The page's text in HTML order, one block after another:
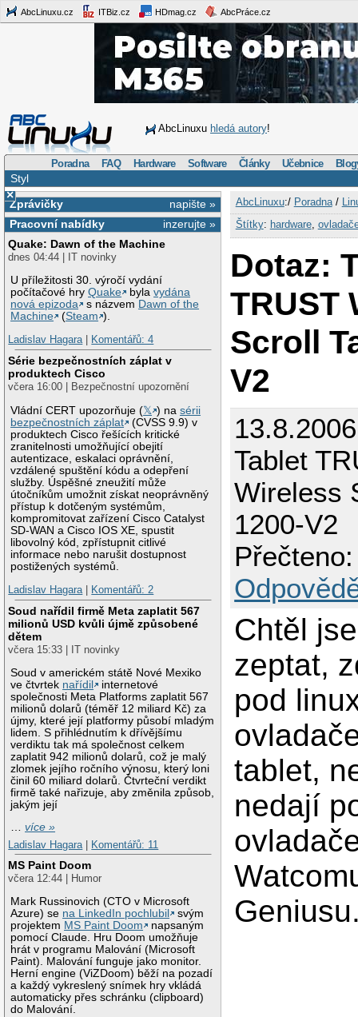
AbcLinuxu.cz ITBiz.cz HDmag.cz AbcPráce.cz
AbcLinuxu hledá autory!
Poradna FAQ Hardware Software Články Učebnice
Styl
×
napište »
Zprávičky
inzerujte »
Pracovní nabídky
Quake: Dawn of the Machine
dnes 04:44 | IT novinky
U příležitosti 30. výročí vydání
počítačové hryQuake bylavydána
nová epizoda
s názvem Dawn of the
Machine
(Steam ).
Ladislav Hagara| Komentářů: 4
Série bezpečnostních záplat v
produktech Cisco
včera 16:00 | Bezpečnostní upozornění
Vládní CERT upozorňuje (𝕏 ) nasérii
bezpečnostních záplat
(CVSS 9.9) v
produktech Cisco řešících kritické
zranitelnosti umožňující obejití
autentizace, eskalaci oprávnění,
vzdálené spuštění kódu a odepření
služby. Úspěšné zneužití může
útočníkům umožnit získat neoprávněný
přístup k dotčeným systémům,
kompromitovat zařízení Cisco Catalyst
SD-WAN a Cisco IOS XE, spustit
libovolný kód, zpřístupnit citlivé
informace nebo narušit dostupnost
postižených systémů.
Ladislav Hagara| Komentářů: 2
Soud nařídil firmě Meta zaplatit 567
milionů USD kvůli újmě způsobené
dětem
včera 15:33 | IT novinky
Soud v americkém státě Nové Mexiko
ve čtvrtek nařídil
internetové
společnosti Meta Platforms zaplatit 567
milionů dolarů (téměř 12 miliard Kč) za
újmy, které její platformy působí mladým
lidem. S přihlédnutím k dřívějšímu
verdiktu tak má společnost celkem
zaplatit 942 milionů dolarů, což je malý
zlomek jejího ročního výnosu, který loni
činil 60 miliard dolarů. Čtvrteční verdikt
firmě také nařizuje, aby změnila způsob,
jakým její
…více »
Ladislav Hagara
Komentářů: 11
MS Paint Doom
včera 12:44 | Humor
Mark Russinovich (CTO v Microsoft
Azure) se na LinkedIn pochlubil
svým
projektem MS Paint Doom
napsaným
pomocí Claude. Hru Doom umožňuje
hrát v programu Malování (Microsoft
Paint). Malování funguje jako monitor.
Herní engine (ViZDoom) běží na pozadí
a každý vykreslený snímek hry vkládá
automaticky přes schránku (clipboard)
do Malování.
AbcLinuxu:/ Poradna/
Štítky: hardware,
Dotaz:
TRUST
Scroll
V2
Tablet
Wireless
1200-V2
Chtěl
zeptat,
pod
tablet,
nedají